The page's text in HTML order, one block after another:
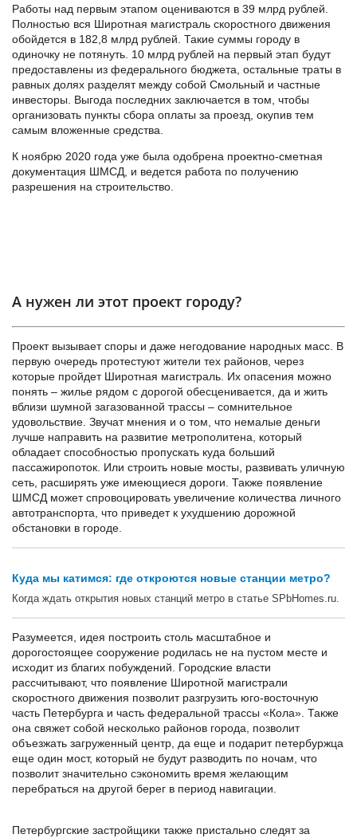
Работы над первым этапом оцениваются в 39 млрд рублей.
Полностью вся Широтная магистраль скоростного движения
обойдется в 182,8 млрд рублей. Такие суммы городу в
одиночку не потянуть. 10 млрд рублей на первый этап будут
предоставлены из федерального бюджета, остальные траты в
равных долях разделят между собой Смольный и частные
инвесторы. Выгода последних заключается в том, чтобы
организовать пункты сбора оплаты за проезд, окупив тем
самым вложенные средства.
К ноябрю 2020 года уже была одобрена проектно-сметная
документация ШМСД, и ведется работа по получению
разрешения на строительство.
А нужен ли этот проект городу?
Проект вызывает споры и даже негодование народных масс. В
первую очередь протестуют жители тех районов, через
которые пройдет Широтная магистраль. Их опасения можно
понять – жилье рядом с дорогой обесценивается, да и жить
вблизи шумной загазованной трассы – сомнительное
удовольствие. Звучат мнения и о том, что немалые деньги
лучше направить на развитие метрополитена, который
обладает способностью пропускать куда больший
пассажиропоток. Или строить новые мосты, развивать уличную
сеть, расширять уже имеющиеся дороги. Также появление
ШМСД может спровоцировать увеличение количества личного
автотранспорта, что приведет к ухудшению дорожной
обстановки в городе.
Куда мы катимся: где откроются новые станции метро?
Когда ждать открытия новых станций метро в статье SPbHomes.ru.
Разумеется, идея построить столь масштабное и
дорогостоящее сооружение родилась не на пустом месте и
исходит из благих побуждений. Городские власти
рассчитывают, что появление Широтной магистрали
скоростного движения позволит разгрузить юго-восточную
часть Петербурга и часть федеральной трассы «Кола». Также
она свяжет собой несколько районов города, позволит
объезжать загруженный центр, да еще и подарит петербуржца
еще один мост, который не будут разводить по ночам, что
позволит значительно сэкономить время желающим
перебраться на другой берег в период навигации.
Петербургские застройщики также пристально следят за